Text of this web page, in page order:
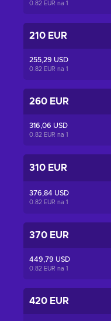
0.82 EUR na 1
210 EUR
255,29 USD
0.82 EUR na 1
260 EUR
316,06 USD
0.82 EUR na 1
310 EUR
376,84 USD
0.82 EUR na 1
370 EUR
449,79 USD
0.82 EUR na 1
420 EUR